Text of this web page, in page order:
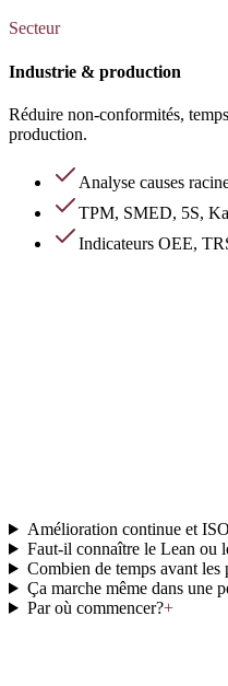
Secteur
Industrie & production
Réduire non-conformités,
production.
Analyse causes
TPM, SMED, 5S,
Indicateurs OEE,
Amélioration continue et
Faut-il connaître le Lean ou
Combien de temps avant les
Ça marche même dans une
Par où commencer?+